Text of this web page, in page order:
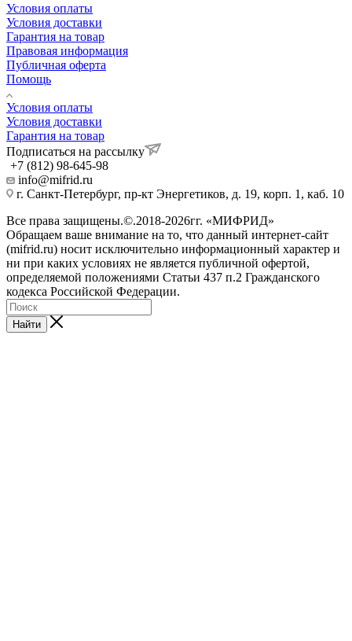
Условия оплаты
Условия доставки
Гарантия на товар
Правовая информация
Публичная оферта
Помощь
Условия оплаты
Условия доставки
Гарантия на товар
Подписаться на рассылку
+7 (812) 98-645-98
info@mifrid.ru
г. Санкт-Петербург, пр-кт Энергетиков, д. 19, корп. 1, каб. 10
Все права защищены.©.2018-2026гг. «МИФРИД»
Обращаем ваше внимание на то, что данный интернет-сайт
(mifrid.ru) носит исключительно информационный характер и
ни при каких условиях не является публичной офертой,
определяемой положениями Статьи 437 п.2 Гражданского
кодекса Российской Федерации.
Найти